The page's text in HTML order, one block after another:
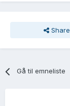
Share
Gå til emneliste